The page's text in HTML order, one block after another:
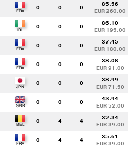
0 0 0
35.56
EUR 260.00
0 0 0
36.10
EUR 195.00
0 0 0
37.45
EUR 130.00
0 0 0
38.08
EUR 91.00
0 0 0
38.99
EUR 71.50
0 0 0
43.94
EUR 52.00
0 4 4
32.34
EUR 39.00
0 4 4
35.61
EUR 39.00